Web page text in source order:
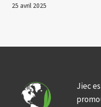
25 avril 2025
Jiec